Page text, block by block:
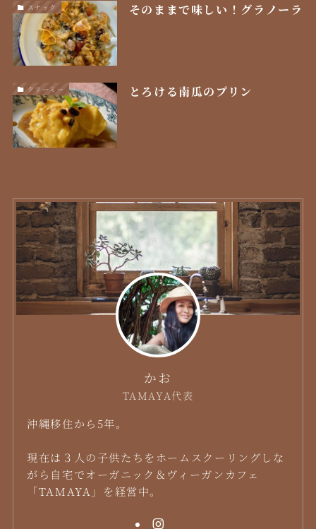
スナック そのままで味しい！グラノーラ
クリーミー とろける南瓜のプリン
かお
TAMAYA代表
沖縄移住から5年。
現在は３人の子供たちをホームスクーリングしな
がら自宅でオーガニック＆ヴィーガンカフェ
「TAMAYA」を経営中。